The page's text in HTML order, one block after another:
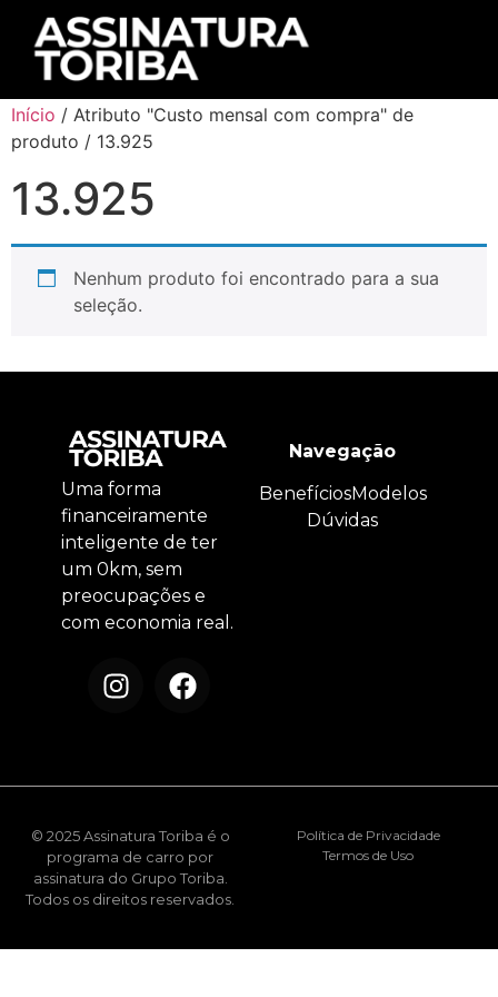
Início / Atributo "Custo mensal com compra" de
produto / 13.925
13.925
Nenhum produto foi encontrado para a sua
seleção.
Uma forma
financeiramente
inteligente de ter
um 0km, sem
preocupações e
com economia real.
Navegação
BenefíciosModelos
Dúvidas
© 2025 Assinatura Toriba é o
programa de carro por
assinatura do Grupo Toriba.
Todos os direitos reservados.
Política de Privacidade
Termos de Uso